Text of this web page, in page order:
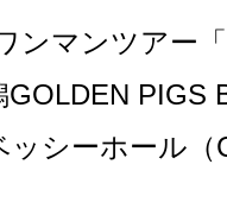
ンマンツアー「
GOLDEN PIGS
ッシーホール（